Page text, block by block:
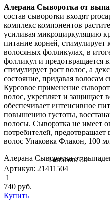
Алерана Сыворотка от
состав сыворотки входят
комплекс компонентов
усиливая микроциркуляцию
питание корней, стимулирует
волосяных фолликулах, в
фолликул и предотвращается
стимулирует рост волос, а
состояние, придавая волосам
Курсовое применение
волос, укрепляет и защищает
обеспечивает интенсивное
повышению густоты,
волосы. Сыворотка не имеет
потребителей,
волос Упаковка Флакон, 100
Алерана Сыворотка от
Голосов: 30
Артикул: 21411504
1
740 руб.
Купить